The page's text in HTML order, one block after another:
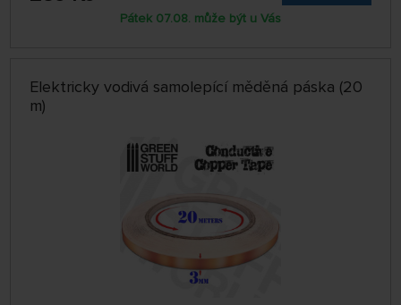
Pátek 07.08. může být u Vás
Elektricky vodivá samolepící měděná páska (20
m)